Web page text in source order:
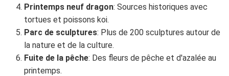
Printemps neuf dragon: Sources historiques avec
tortues et poissons koi.
Parc de sculptures: Plus de 200 sculptures autour de
la nature et de la culture.
Fuite de la pêche: Des fleurs de pêche et d'azalée au
printemps.